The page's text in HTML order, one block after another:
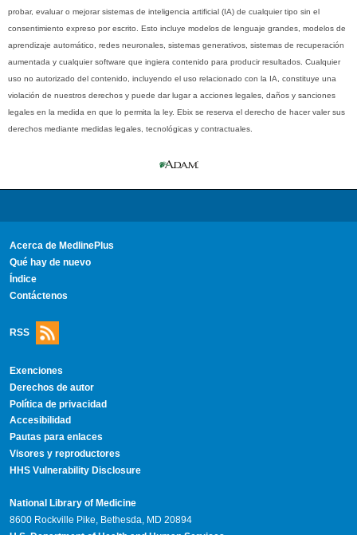
probar, evaluar o mejorar sistemas de inteligencia artificial (IA) de cualquier tipo sin el
consentimiento expreso por escrito. Esto incluye modelos de lenguaje grandes, modelos de
aprendizaje automático, redes neuronales, sistemas generativos, sistemas de recuperación
aumentada y cualquier software que ingiera contenido para producir resultados. Cualquier
uso no autorizado del contenido, incluyendo el uso relacionado con la IA, constituye una
violación de nuestros derechos y puede dar lugar a acciones legales, daños y sanciones
legales en la medida en que lo permita la ley. Ebix se reserva el derecho de hacer valer sus
derechos mediante medidas legales, tecnológicas y contractuales.
Acerca de MedlinePlus
Qué hay de nuevo
Índice
Contáctenos
RSS
Exenciones
Derechos de autor
Política de privacidad
Accesibilidad
Pautas para enlaces
Visores y reproductores
HHS Vulnerability Disclosure
National Library of Medicine
8600 Rockville Pike, Bethesda, MD 20894